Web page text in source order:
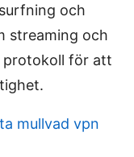
och
streaming och
protokoll för att
mullvad vpn